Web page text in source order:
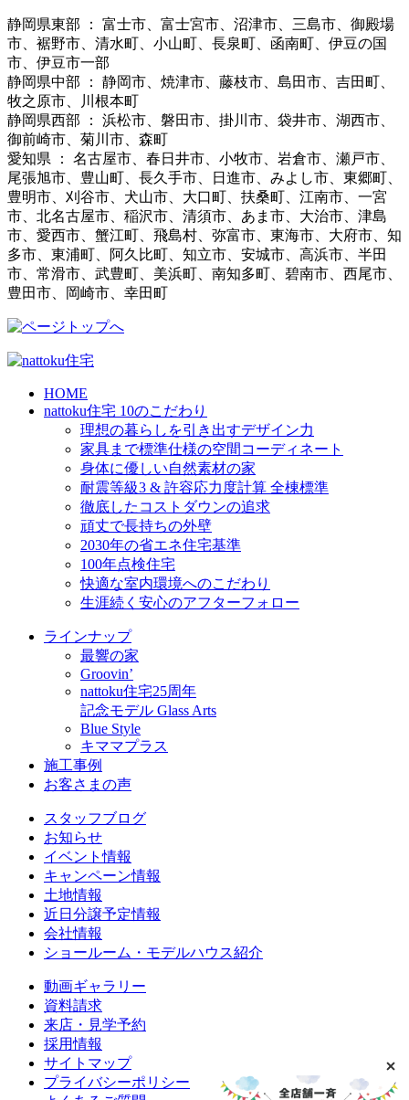
静岡県東部 ： 富士市、富士宮市、沼津市、三島市、御殿場
市、裾野市、清水町、小山町、長泉町、函南町、伊豆の国
市、伊豆市一部
静岡県中部 ： 静岡市、焼津市、藤枝市、島田市、吉田町、
牧之原市、川根本町
静岡県西部 ： 浜松市、磐田市、掛川市、袋井市、湖西市、
御前崎市、菊川市、森町
愛知県 ： 名古屋市、春日井市、小牧市、岩倉市、瀬戸市、
尾張旭市、豊山町、長久手市、日進市、みよし市、東郷町、
豊明市、刈谷市、犬山市、大口町、扶桑町、江南市、一宮
市、北名古屋市、稲沢市、清須市、あま市、大治市、津島
市、愛西市、蟹江町、飛島村、弥富市、東海市、大府市、知
多市、東浦町、阿久比町、知立市、安城市、高浜市、半田
市、常滑市、武豊町、美浜町、南知多町、碧南市、西尾市、
豊田市、岡崎市、幸田町
HOME
nattoku住宅 10のこだわり
理想の暮らしを引き出すデザイン力
家具まで標準仕様の空間コーディネート
身体に優しい自然素材の家
耐震等級3 & 許容応力度計算 全棟標準
徹底したコストダウンの追求
頑丈で長持ちの外壁
2030年の省エネ住宅基準
100年点検住宅
快適な室内環境へのこだわり
生涯続く安心のアフターフォロー
ラインナップ
最響の家
Groovin’
nattoku住宅25周年
記念モデル Glass Arts
Blue Style
キママプラス
施工事例
お客さまの声
スタッフブログ
お知らせ
イベント情報
キャンペーン情報
土地情報
近日分譲予定情報
会社情報
ショールーム・モデルハウス紹介
動画ギャラリー
資料請求
来店・見学予約
採用情報
サイトマップ
プライバシーポリシー